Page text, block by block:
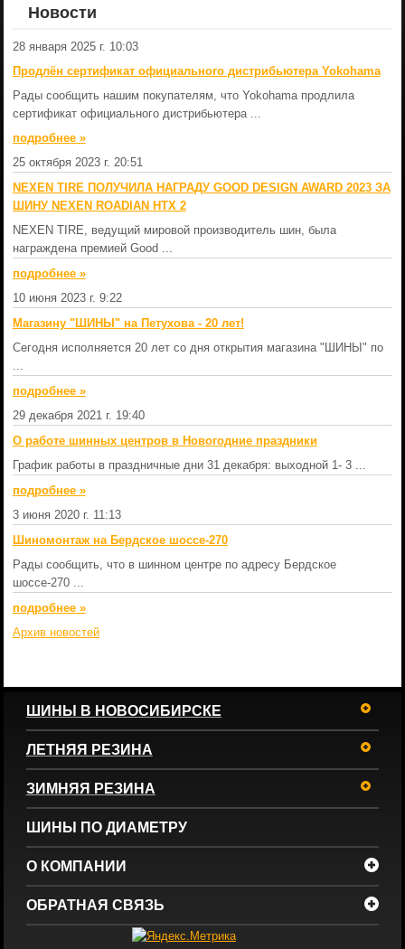
Новости
28 января 2025 г. 10:03
Продлён сертификат официального дистрибьютера Yokohama
Рады сообщить нашим покупателям, что Yokohama продлила
сертификат официального дистрибьютера ...
подробнеe »
25 октября 2023 г. 20:51
NEXEN TIRE ПОЛУЧИЛА НАГРАДУ GOOD DESIGN AWARD 2023 ЗА
ШИНУ NEXEN ROADIAN HTX 2
NEXEN TIRE, ведущий мировой производитель шин, была
награждена премией Good ...
подробнеe »
10 июня 2023 г. 9:22
Магазину "ШИНЫ" на Петухова - 20 лет!
Сегодня исполняется 20 лет со дня открытия магазина "ШИНЫ" по
...
подробнеe »
29 декабря 2021 г. 19:40
О работе шинных центров в Новогодние праздники
График работы в праздничные дни 31 декабря: выходной 1- 3 ...
подробнеe »
3 июня 2020 г. 11:13
Шиномонтаж на Бердское шоссе-270
Рады сообщить, что в шинном центре по адресу Бердское
шоссе-270 ...
подробнеe »
Архив новостей
ШИНЫ В НОВОСИБИРСКЕ
ЛЕТНЯЯ РЕЗИНА
ЗИМНЯЯ РЕЗИНА
ШИНЫ ПО ДИАМЕТРУ
О КОМПАНИИ
ОБРАТНАЯ СВЯЗЬ